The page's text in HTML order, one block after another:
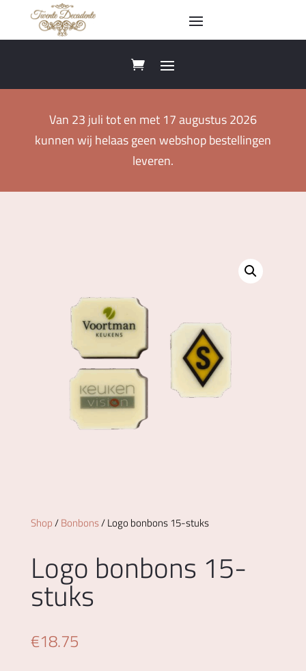
Van 23 juli tot en met 17 augustus 2026
kunnen wij helaas geen webshop bestellingen
leveren.
Shop/Bonbons/ Logo bonbons 15-stuks
Logo bonbons 15-
stuks
€18.75